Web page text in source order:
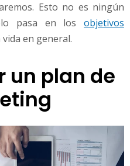
Esto no es ningún
pasa en los objetivos
en general.
un plan de